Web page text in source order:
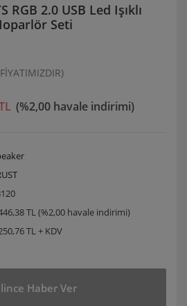
RGB 2.0 USB Led Işıklı
Seti
(%2,00 havale indirimi)
TL (%2,00 havale indirimi)
TL + KDV
Haber Ver